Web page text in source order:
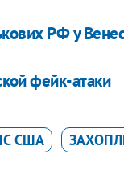
РФ у
фейк-атаки
США